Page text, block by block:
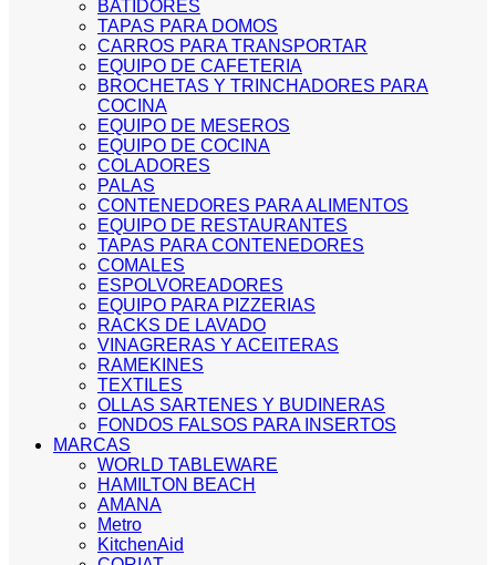
BATIDORES
TAPAS PARA DOMOS
CARROS PARA TRANSPORTAR
EQUIPO DE CAFETERIA
BROCHETAS Y TRINCHADORES PARA
COCINA
EQUIPO DE MESEROS
EQUIPO DE COCINA
COLADORES
PALAS
CONTENEDORES PARA ALIMENTOS
EQUIPO DE RESTAURANTES
TAPAS PARA CONTENEDORES
COMALES
ESPOLVOREADORES
EQUIPO PARA PIZZERIAS
RACKS DE LAVADO
VINAGRERAS Y ACEITERAS
RAMEKINES
TEXTILES
OLLAS SARTENES Y BUDINERAS
FONDOS FALSOS PARA INSERTOS
MARCAS
WORLD TABLEWARE
HAMILTON BEACH
AMANA
Metro
KitchenAid